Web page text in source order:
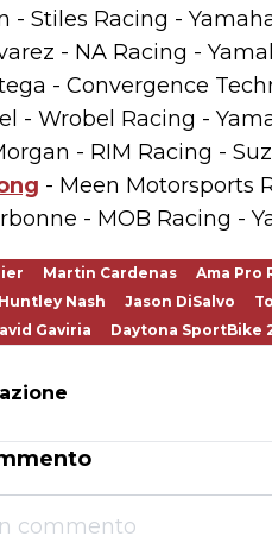
- Stiles Racing -
- NA Racing -
- Convergence
- Wrobel Racing -
- RIM Racing -
- Meen Motorsports
- MOB Racing -
Martin Cardenas Ama Pro
Huntley Nash Jason DiSalvo
Gaviria Daytona SportBike